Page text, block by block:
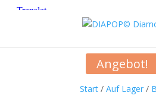
Start /Auf Lager /
Angebot!